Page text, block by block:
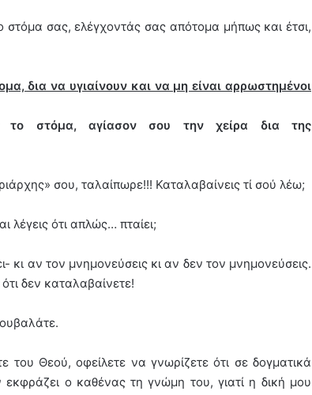
σας, ελέγχοντάς σας απότομα μήπως και έτσι,
δια να υγιαίνουν και να μη είναι αρρωστημένοι
το στόμα, αγίασον σου την χείρα δια της
σου, ταλαίπωρε!!! Καταλαβαίνεις τί σού λέω;
λέγεις ότι απλώς… πταίει;
κι αν τον μνημονεύσεις κι αν δεν τον μνημονεύσεις.
δεν καταλαβαίνετε!
του Θεού, οφείλετε να γνωρίζετε ότι σε δογματικά
ο καθένας τη γνώμη του, γιατί η δική μου